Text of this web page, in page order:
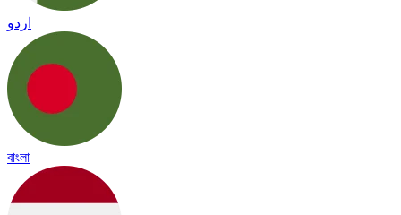
اردو
বাংলা